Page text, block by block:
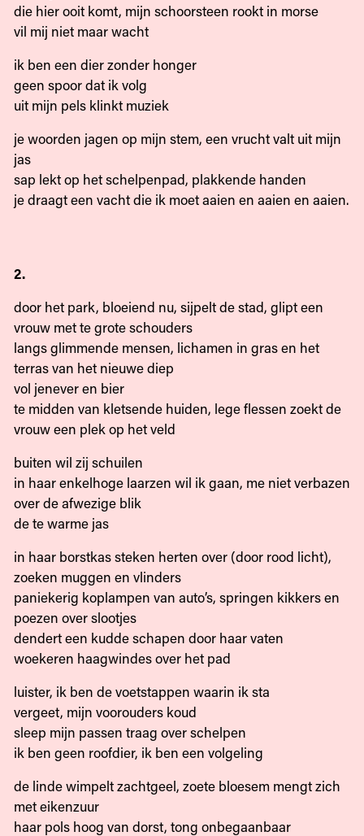
die hier ooit komt, mijn schoorsteen rookt in morse
vil mij niet maar wacht
ik ben een dier zonder honger
geen spoor dat ik volg
uit mijn pels klinkt muziek
je woorden jagen op mijn stem, een vrucht valt uit mijn
jas
sap lekt op het schelpenpad, plakkende handen
je draagt een vacht die ik moet aaien en aaien en aaien.
2.
door het park, bloeiend nu, sijpelt de stad, glipt een
vrouw met te grote schouders
langs glimmende mensen, lichamen in gras en het
terras van het nieuwe diep
vol jenever en bier
te midden van kletsende huiden, lege flessen zoekt de
vrouw een plek op het veld
buiten wil zij schuilen
in haar enkelhoge laarzen wil ik gaan, me niet verbazen
over de afwezige blik
de te warme jas
in haar borstkas steken herten over (door rood licht),
zoeken muggen en vlinders
paniekerig koplampen van auto’s, springen kikkers en
poezen over slootjes
dendert een kudde schapen door haar vaten
woekeren haagwindes over het pad
luister, ik ben de voetstappen waarin ik sta
vergeet, mijn voorouders koud
sleep mijn passen traag over schelpen
ik ben geen roofdier, ik ben een volgeling
de linde wimpelt zachtgeel, zoete bloesem mengt zich
met eikenzuur
haar pols hoog van dorst, tong onbegaanbaar